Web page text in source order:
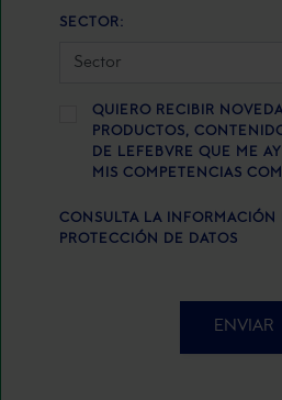
SECTOR:
QUIERO RECIBIR
PRODUCTOS,
DE LEFEBVRE QUE ME
MIS COMPETENCIAS
CONSULTA LA INFORMACIÓN
PROTECCIÓN DE DATOS
ENVIAR